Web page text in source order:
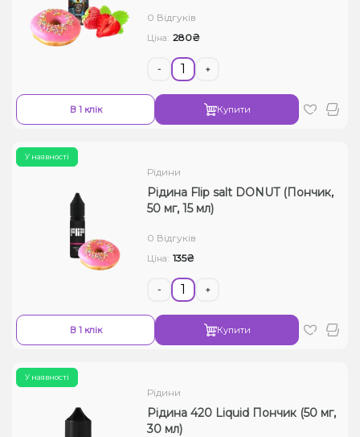
0 Відгуків
Ціна: 280₴
- +
В 1 клік Купити
У наявності
Рідини
Рідина Flip salt DONUT (Пончик,
50 мг, 15 мл)
0 Відгуків
Ціна: 135₴
- +
В 1 клік Купити
У наявності
Рідини
Рідина 420 Liquid Пончик (50 мг,
30 мл)